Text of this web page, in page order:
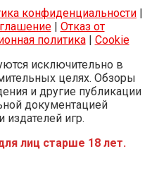
конфиденциальности
| Отказ от
политика| Cookie
исключительно в
целях. Обзоры
и другие публикации
документацией
издателей игр.
лиц старше 18 лет.